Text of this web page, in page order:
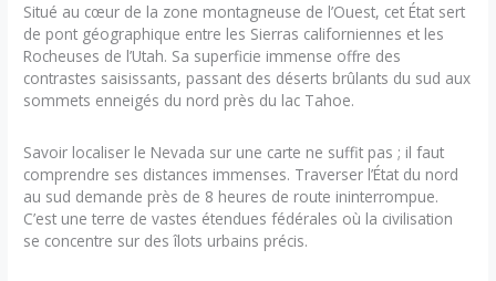
Situé au cœur de la zone montagneuse de l’Ouest, cet État sert
de pont géographique entre les Sierras californiennes et les
Rocheuses de l’Utah. Sa superficie immense offre des
contrastes saisissants, passant des déserts brûlants du sud aux
sommets enneigés du nord près du lac Tahoe.
Savoir localiser le Nevada sur une carte ne suffit pas ; il faut
comprendre ses distances immenses. Traverser l’État du nord
au sud demande près de 8 heures de route ininterrompue.
C’est une terre de vastes étendues fédérales où la civilisation
se concentre sur des îlots urbains précis.